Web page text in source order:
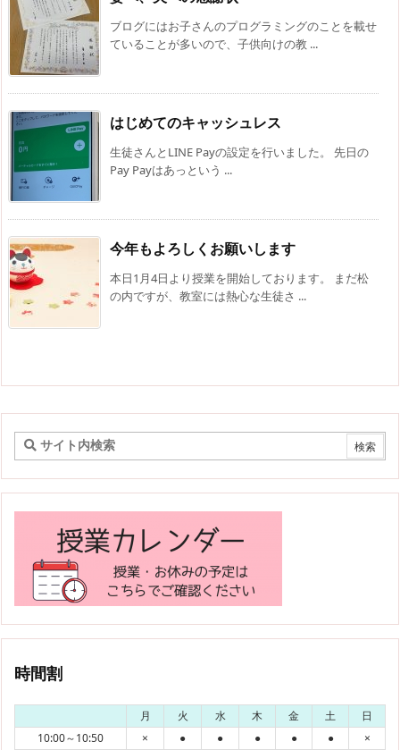
ブログにはお子さんのプログラミングのことを載せ
ていることが多いので、子供向けの教 ...
はじめてのキャッシュレス
生徒さんとLINE Payの設定を行いました。 先日の
Pay Payはあっという ...
今年もよろしくお願いします
本日1月4日より授業を開始しております。 まだ松
の内ですが、教室には熱心な生徒さ ...
時間割
月 火 水 木 金 土
日
10:00～10:50
× ● ● ● ● ●
×